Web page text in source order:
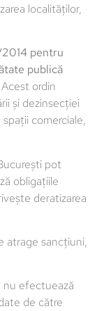
localităților,
pentru
publică
Acest ordin
și dezinsecției
comerciale,
pot
obligațiile
deratizarea
atrage sancțiuni,
nu efectuează
de către